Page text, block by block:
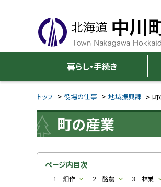
メ
ュ
中
川
町
暮らし・手続き
トップ 役場の仕事 地域振興課 町
町の産業
ページ内目次
1 畑作 2 酪農 3 林業
戻
メ